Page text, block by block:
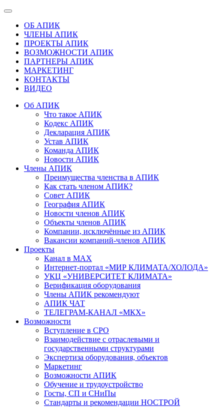
ОБ АПИК
ЧЛЕНЫ АПИК
ПРОЕКТЫ АПИК
ВОЗМОЖНОСТИ АПИК
ПАРТНЕРЫ АПИК
МАРКЕТИНГ
КОНТАКТЫ
ВИДЕО
Об АПИК
Что такое АПИК
Кодекс АПИК
Декларация АПИК
Устав АПИК
Команда АПИК
Новости АПИК
Члены АПИК
Преимущества членства в АПИК
Как стать членом АПИК?
Совет АПИК
География АПИК
Новости членов АПИК
Объекты членов АПИК
Компании, исключённые из АПИК
Вакансии компаний-членов АПИК
Проекты
Канал в MAX
Интернет-портал «МИР КЛИМАТА/ХОЛОДА»
УКЦ «УНИВЕРСИТЕТ КЛИМАТА»
Верификация оборудования
Члены АПИК рекомендуют
АПИК ЧАТ
ТЕЛЕГРАМ-КАНАЛ «МКХ»
Возможности
Вступление в СРО
Взаимодействие с отраслевыми и
государственными структурами
Экспертиза оборудования, объектов
Маркетинг
Возможности АПИК
Обучение и трудоустройство
Госты, СП и СНиПы
Стандарты и рекомендации НОСТРОЙ